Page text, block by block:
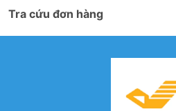
Tra cứu đơn hàng